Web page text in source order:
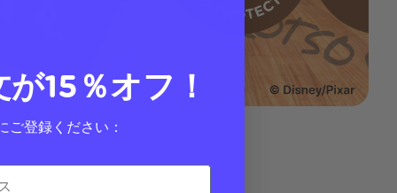
15％オフ！
ご登録ください：